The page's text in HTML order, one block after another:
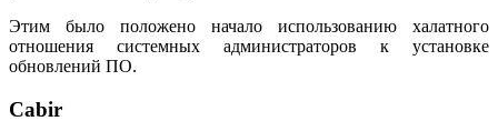
Этим было положено начало использованию халатного
отношения системных администраторов к установке
обновлений ПО.
Cabir